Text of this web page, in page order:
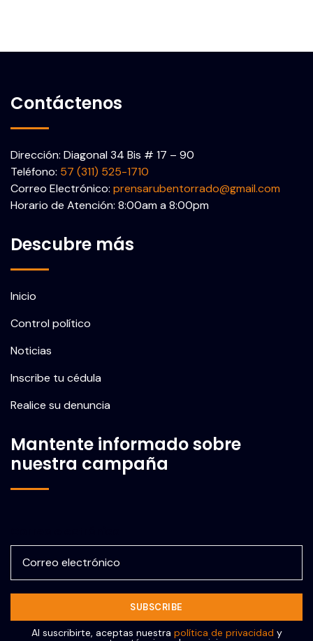
Contáctenos
Dirección: Diagonal 34 Bis # 17 – 90
Teléfono: 57 (311) 525-1710
Correo Electrónico: prensarubentorrado@gmail.com
Horario de Atención: 8:00am a 8:00pm
Descubre más
Inicio
Control político
Noticias
Inscribe tu cédula
Realice su denuncia
Mantente informado sobre
nuestra campaña
Al suscribirte, aceptas nuestra política de privacidad y